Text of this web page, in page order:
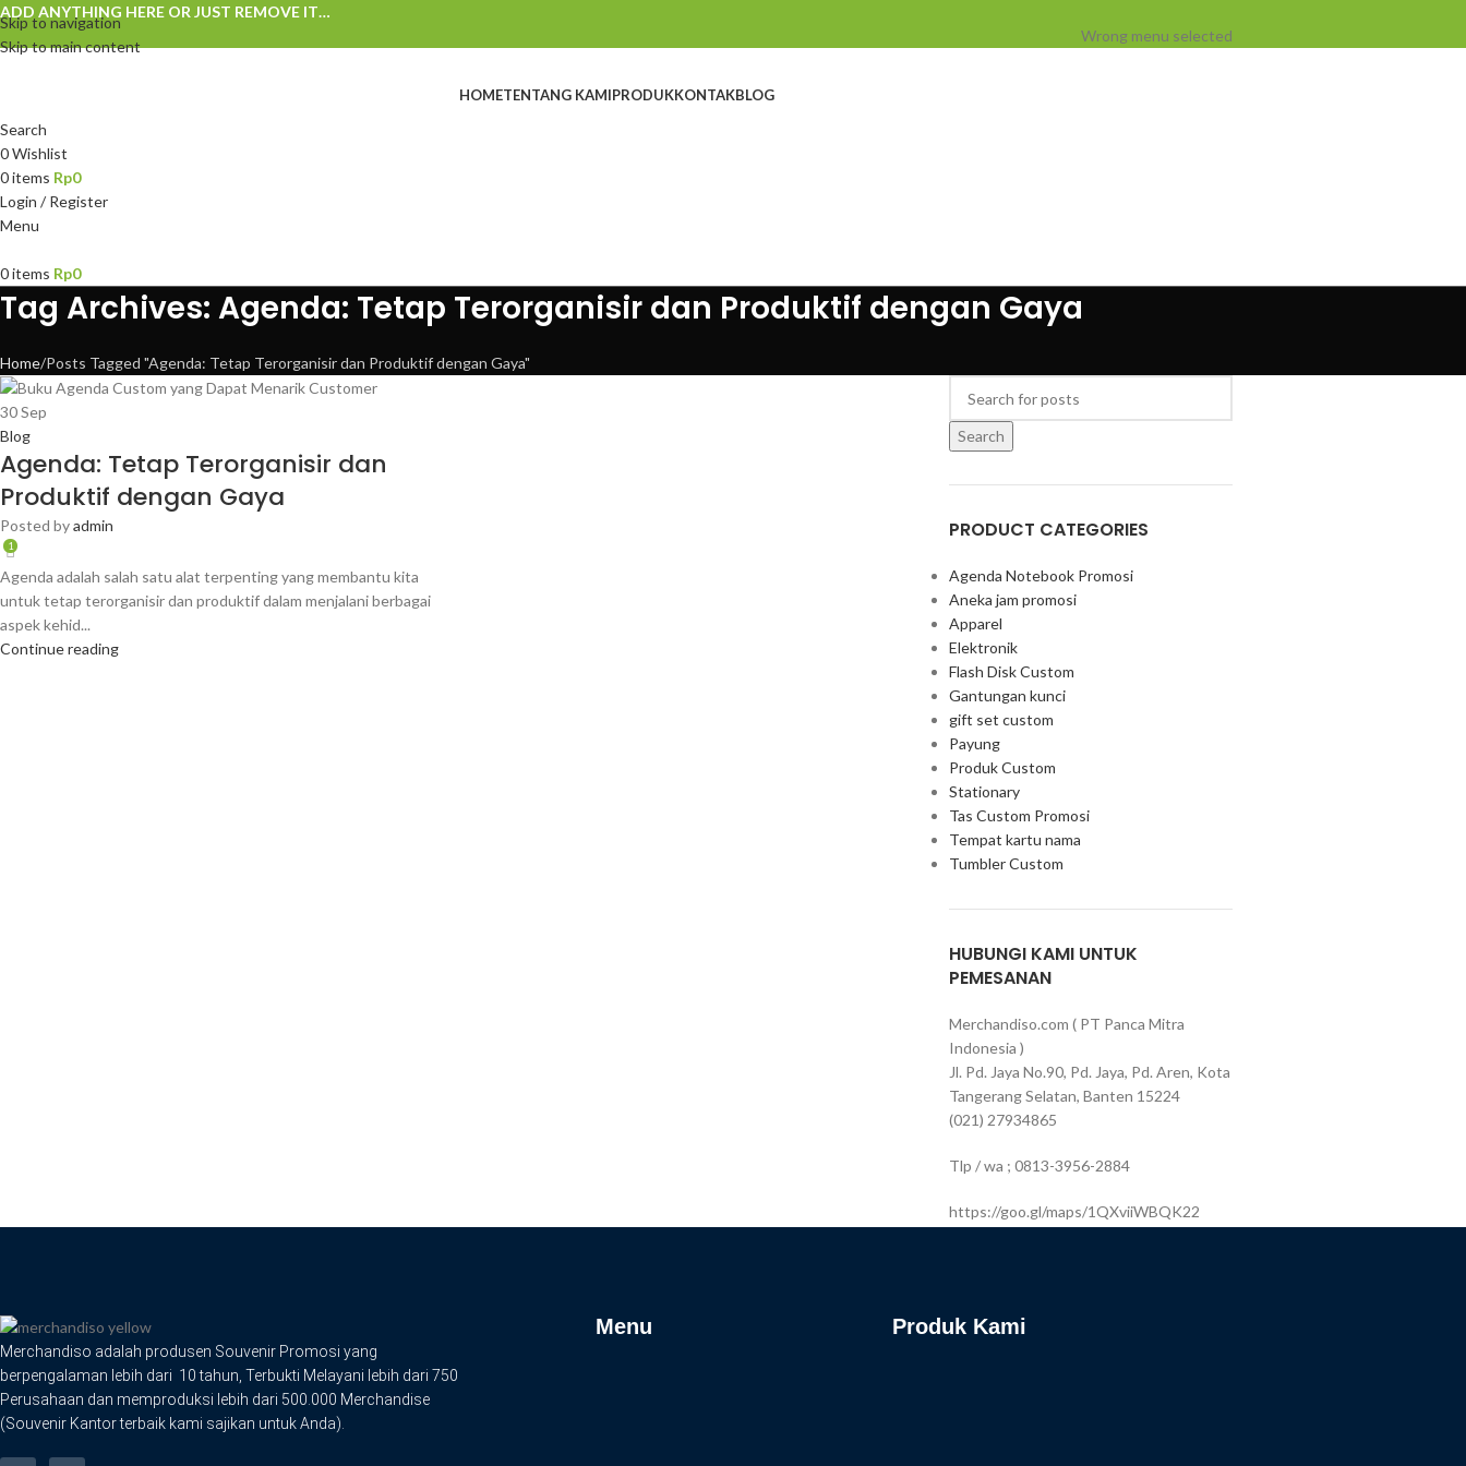
Skip to navigation
Skip to main content
ADD ANYTHING HERE OR JUST REMOVE IT…
Wrong menu selected
HOMETENTANG KAMIPRODUKKONTAKBLOG
Search
0Wishlist
0items Rp0
Login / Register
Menu
0items Rp0
Tag Archives: Agenda: Tetap Terorganisir dan Produktif dengan Gaya
Home Posts Tagged "Agenda: Tetap Terorganisir dan Produktif dengan Gaya"
30Sep
Blog
Agenda: Tetap Terorganisir dan
Produktif dengan Gaya
Posted byadmin
1
Agenda adalah salah satu alat terpenting yang membantu kita
untuk tetap terorganisir dan produktif dalam menjalani berbagai
aspek kehid...
Continue reading
Search
PRODUCT CATEGORIES
Agenda Notebook Promosi
Aneka jam promosi
Apparel
Elektronik
Flash Disk Custom
Gantungan kunci
gift set custom
Payung
Produk Custom
Stationary
Tas Custom Promosi
Tempat kartu nama
Tumbler Custom
HUBUNGI KAMI UNTUK
PEMESANAN
Merchandiso.com ( PT Panca Mitra
Indonesia )
Jl. Pd. Jaya No.90, Pd. Jaya, Pd. Aren, Kota
Tangerang Selatan, Banten 15224
(021) 27934865
Tlp / wa ; 0813-3956-2884
https://goo.gl/maps/1QXviiWBQK22
Merchandiso adalah produsen Souvenir Promosi yang
berpengalaman lebih dari 10 tahun, Terbukti Melayani lebih dari 750
Perusahaan dan memproduksi lebih dari 500.000 Merchandise
(Souvenir Kantor terbaik kami sajikan untuk Anda).
Menu Produk Kami